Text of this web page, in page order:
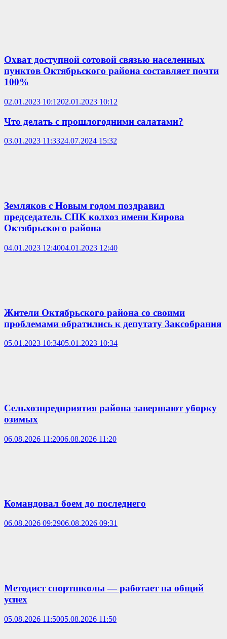
Охват доступной сотовой связью населенных
пунктов Октябрьского района составляет почти
100%
02.01.2023 10:1202.01.2023 10:12
Что делать с прошлогодними салатами?
03.01.2023 11:3324.07.2024 15:32
Земляков с Новым годом поздравил
председатель СПК колхоз имени Кирова
Октябрьского района
04.01.2023 12:4004.01.2023 12:40
Жители Октябрьского района со своими
проблемами обратились к депутату Заксобрания
05.01.2023 10:3405.01.2023 10:34
Сельхозпредприятия района завершают уборку
озимых
06.08.2026 11:2006.08.2026 11:20
Командовал боем до последнего
06.08.2026 09:2906.08.2026 09:31
Методист спортшколы — работает на общий
успех
05.08.2026 11:5005.08.2026 11:50